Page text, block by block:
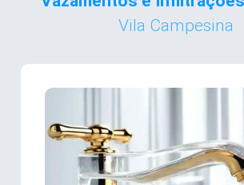
Vila Campesina